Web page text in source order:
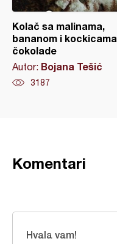
Kolač sa malinama,
bananom i kockicama
čokolade
Autor: Bojana Tešić
3187
Komentari
Hvala vam!